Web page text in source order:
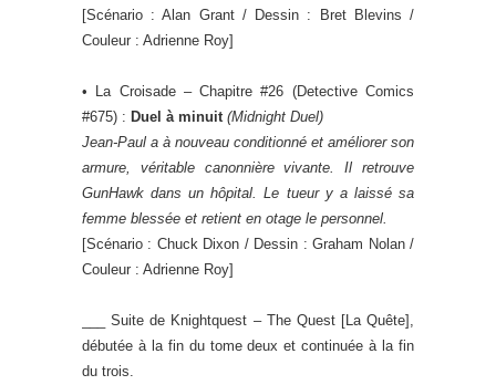
[Scénario : Alan Grant / Dessin : Bret Blevins /
Couleur : Adrienne Roy]
• La Croisade – Chapitre #26 (Detective Comics
#675) : Duel à minuit(Midnight Duel)
Jean-Paul a à nouveau conditionné et améliorer son
armure, véritable canonnière vivante. Il retrouve
GunHawk dans un hôpital. Le tueur y a laissé sa
femme blessée et retient en otage le personnel.
[Scénario : Chuck Dixon / Dessin : Graham Nolan /
Couleur : Adrienne Roy]
___ Suite de Knightquest – The Quest [La Quête],
débutée à la fin du tome deux et continuée à la fin
du trois.